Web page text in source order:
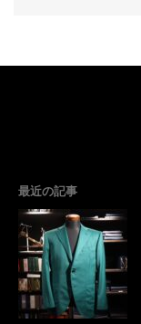
最近の記事